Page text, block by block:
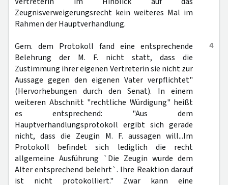
Zeugnisverweigerungsrecht kein weiteres Mal im
Rahmen der Hauptverhandlung.
4
Gem. dem Protokoll fand eine entsprechende
Belehrung der M. F. nicht statt, dass die
Zustimmung ihrer eigenen Vertreterin sie nicht zur
Aussage gegen den eigenen Vater verpflichtet"
(Hervorhebungen durch den Senat). In einem
weiteren Abschnitt "rechtliche Würdigung" heißt
es entsprechend: "Aus dem
Hauptverhandlungsprotokoll ergibt sich gerade
nicht, dass die Zeugin M. F. aussagen will...Im
Protokoll befindet sich lediglich die recht
allgemeine Ausführung `Die Zeugin wurde dem
Alter entsprechend belehrt`. Ihre Reaktion darauf
ist nicht protokolliert." Zwar kann eine